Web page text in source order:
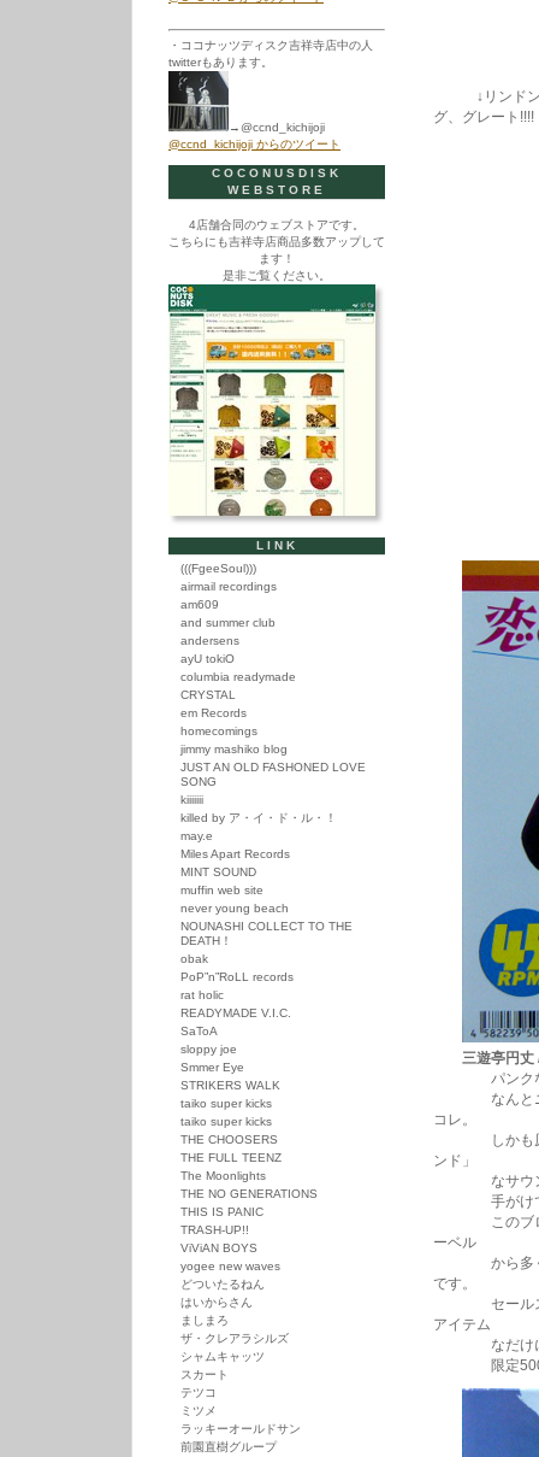
↓リンドン「
グ、グレート!!!!
三遊亭円丈
パンクな落
なんとニッ
コレ。
しかも原曲
ンド」
なサウンド
手がけてい
このブログ
ーベル
から多くの
です。
セールス的
アイテム
なだけにこ
限定500枚プ
・ココナッツディスク吉祥寺店中の人
twitterもあります。
→@ccnd_kichijoji
@ccnd_kichijoji からのツイート
COCONUSDISK
WEBSTORE
4店舗合同のウェブストアです。
こちらにも吉祥寺店商品多数アップして
ます！
是非ご覧ください。
LINK
(((FgeeSoul)))
airmail recordings
am609
and summer club
andersens
ayU tokiO
columbia readymade
CRYSTAL
em Records
homecomings
jimmy mashiko blog
JUST AN OLD FASHONED LOVE
SONG
kiiiiiii
killed by ア・イ・ド・ル・！
may.e
Miles Apart Records
MINT SOUND
muffin web site
never young beach
NOUNASHI COLLECT TO THE
DEATH！
obak
PoP”n”RoLL records
rat holic
READYMADE V.I.C.
SaToA
sloppy joe
Smmer Eye
STRIKERS WALK
taiko super kicks
taiko super kicks
THE CHOOSERS
THE FULL TEENZ
The Moonlights
THE NO GENERATIONS
THIS IS PANIC
TRASH-UP!!
ViViAN BOYS
yogee new waves
どついたるねん
はいからさん
ましまろ
ザ・クレアラシルズ
シャムキャッツ
スカート
テツコ
ミツメ
ラッキーオールドサン
前園直樹グループ